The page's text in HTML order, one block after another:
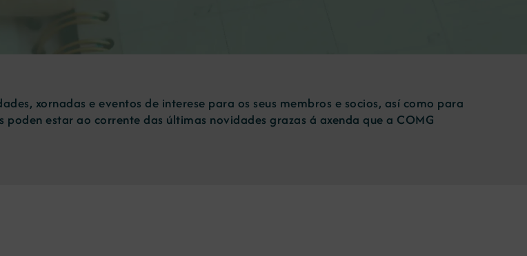
xornadas e eventos de interese para os seus membros e socios, así como para
estar ao corrente das últimas novidades grazas á axenda que a COMG